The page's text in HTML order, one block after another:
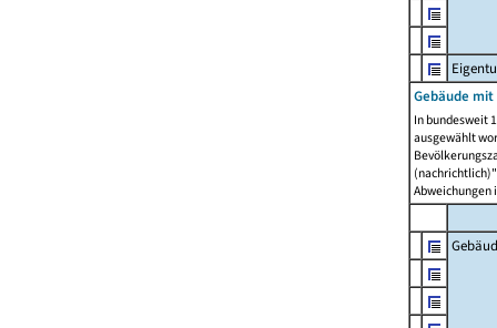
Gebäude
In bundesweit
ausgewählt
Abweichungen